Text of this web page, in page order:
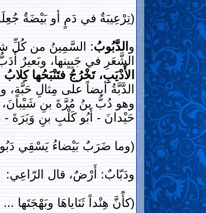
(تِرْعِيبَةٌ في دَمٍ أو بَيْضَةٌ
و الدَّبُوبُ: السَّمِينُ من كُلِّ
الشَّعَرِ في جَبِيِنها، وبَعيرٌ
الأَدْيَبِ، تَخْرُجُ فتَنْبَحُها
الدَّبَّةُ أيضاً على مِثالِ
وهو دُبُّ بنُ مُرَّةَ بنِ
حَيْدانَ - أَبُو كَلْبِ بنِ وَبَرَةَ
(وما ضَرَبٌ بَيْضاءُ يَسْقِي
ودَبّابٌ: أَرْضٌ، قال الرّاعِي:
(كأًَنَّ هِنْداً ثَنَاياهَا وبَهْجَتَها